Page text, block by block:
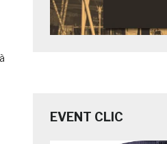
EVENT CLIC